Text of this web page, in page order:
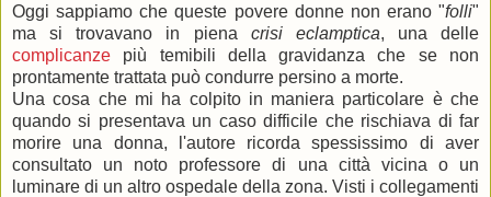
Oggi sappiamo che queste povere donne non erano "folli"
ma si trovavano in piena crisi eclamptica, una delle
complicanze più temibili della gravidanza che se non
prontamente trattata può condurre persino a morte.
Una cosa che mi ha colpito in maniera particolare è che
quando si presentava un caso difficile che rischiava di far
morire una donna, l'autore ricorda spessissimo di aver
consultato un noto professore di una città vicina o un
luminare di un altro ospedale della zona. Visti i collegamenti